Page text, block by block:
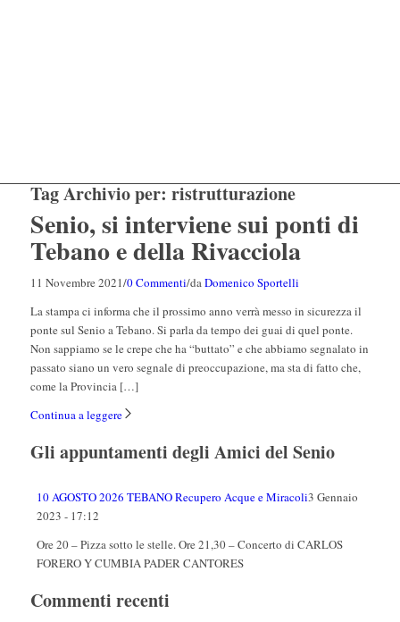
Tag Archivio per: ristrutturazione
Senio, si interviene sui ponti di
Tebano e della Rivacciola
11 Novembre 2021/0 Commenti/daDomenico Sportelli
La stampa ci informa che il prossimo anno verrà messo in sicurezza il
ponte sul Senio a Tebano. Si parla da tempo dei guai di quel ponte.
Non sappiamo se le crepe che ha “buttato” e che abbiamo segnalato in
passato siano un vero segnale di preoccupazione, ma sta di fatto che,
come la Provincia […]
Continua a leggere
Gli appuntamenti degli Amici del Senio
10 AGOSTO 2026 TEBANO Recupero Acque e Miracoli3 Gennaio
2023 - 17:12
Ore 20 – Pizza sotto le stelle. Ore 21,30 – Concerto di CARLOS
FORERO Y CUMBIA PADER CANTORES
Commenti recenti